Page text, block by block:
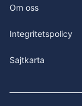
Om oss
Integritetspolicy
Sajtkarta